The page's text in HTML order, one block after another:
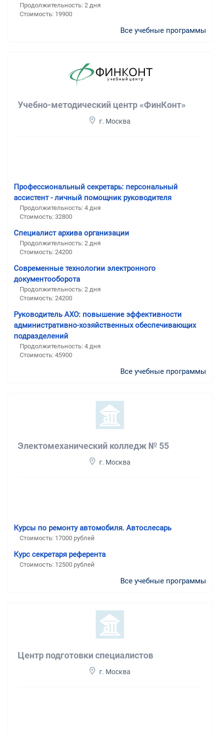
Продолжительность: 2 дня
Стоимость: 19900
Все учебные программы
Учебно-методический центр «ФинКонт»
г. Москва
Профессиональный секретарь: персональный
ассистент - личный помощник руководителя
Продолжительность: 4 дня
Стоимость: 32800
Специалист архива организации
Продолжительность: 2 дня
Стоимость: 24200
Современные технологии электронного
документооборота
Продолжительность: 2 дня
Стоимость: 24200
Руководитель АХО: повышение эффективности
административно-хозяйственных обеспечивающих
подразделений
Продолжительность: 4 дня
Стоимость: 45900
Все учебные программы
Электомеханический колледж № 55
г. Москва
Курсы по ремонту автомобиля. Автослесарь
Стоимость: 17000 рублей
Курс секретаря референта
Стоимость: 12500 рублей
Все учебные программы
Центр подготовки специалистов
г. Москва